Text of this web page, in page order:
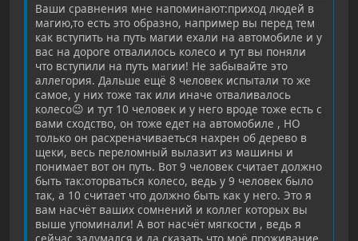
Ваши сравнения мне напоминают:приход людей в
магию,то есть это образно, например вы перед тем
как вступить на путь магии ехали на автомобиле и у
вас на дороге отвалилось колесо и тут вы поняли
что вступили на путь магии! Не забывайте это
аллегория. Дальше ещё 8 человек испытали то же
самое, у них тоже так или иначе отваливалось
колесо😉 и тут 10 человек и у него вроде тоже есть с
вами сходство, он тоже едет на автомобиле , НО
только он расхреначиваеться нахрен об дерево в
щеки, весь переломный вылазит из машины и
понимает вот он путь. Вот 9 человек считает должно
быть так:оторваться колесо, ведь у 9 человек было
так, а 10 считает что должно быть как у него. Это я
вам насчёт ваших сомнений и коллег которых вы
выше упоминали! А вот насчёт мягкости , ведь я